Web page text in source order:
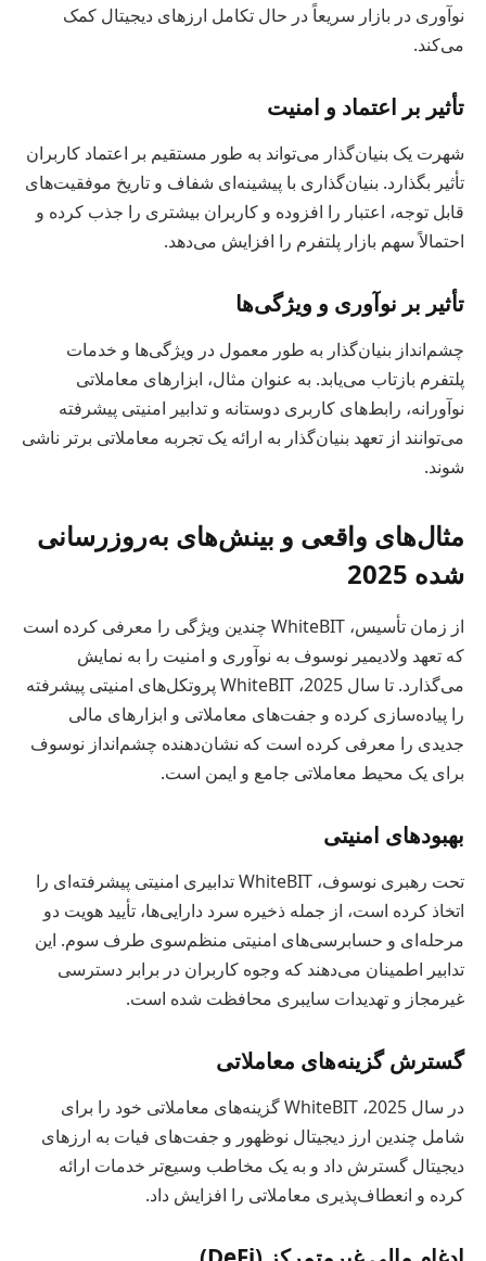
نوآوری در بازار سریعاً در حال تکامل ارزهای دیجیتال کمک
می‌کند.
تأثیر بر اعتماد و امنیت
شهرت یک بنیان‌گذار می‌تواند به طور مستقیم بر اعتماد کاربران
تأثیر بگذارد. بنیان‌گذاری با پیشینه‌ای شفاف و تاریخ موفقیت‌های
قابل توجه، اعتبار را افزوده و کاربران بیشتری را جذب کرده و
احتمالاً سهم بازار پلتفرم را افزایش می‌دهد.
تأثیر بر نوآوری و ویژگی‌ها
چشم‌انداز بنیان‌گذار به طور معمول در ویژگی‌ها و خدمات
پلتفرم بازتاب می‌یابد. به عنوان مثال، ابزارهای معاملاتی
نوآورانه، رابط‌های کاربری دوستانه و تدابیر امنیتی پیشرفته
می‌توانند از تعهد بنیان‌گذار به ارائه یک تجربه معاملاتی برتر ناشی
شوند.
مثال‌های واقعی و بینش‌های به‌روزرسانی
شده 2025
از زمان تأسیس، WhiteBIT چندین ویژگی را معرفی کرده است
که تعهد ولادیمیر نوسوف به نوآوری و امنیت را به نمایش
می‌گذارد. تا سال 2025، WhiteBIT پروتکل‌های امنیتی پیشرفته
را پیاده‌سازی کرده و جفت‌های معاملاتی و ابزارهای مالی
جدیدی را معرفی کرده است که نشان‌دهنده چشم‌انداز نوسوف
برای یک محیط معاملاتی جامع و ایمن است.
بهبودهای امنیتی
تحت رهبری نوسوف، WhiteBIT تدابیری امنیتی پیشرفته‌ای را
اتخاذ کرده است، از جمله ذخیره سرد دارایی‌ها، تأیید هویت دو
مرحله‌ای و حسابرسی‌های امنیتی منظم‌سوی طرف سوم. این
تدابیر اطمینان می‌دهند که وجوه کاربران در برابر دسترسی
غیرمجاز و تهدیدات سایبری محافظت شده است.
گسترش گزینه‌های معاملاتی
در سال 2025، WhiteBIT گزینه‌های معاملاتی خود را برای
شامل چندین ارز دیجیتال نوظهور و جفت‌های فیات به ارزهای
دیجیتال گسترش داد و به یک مخاطب وسیع‌تر خدمات ارائه
کرده و انعطاف‌پذیری معاملاتی را افزایش داد.